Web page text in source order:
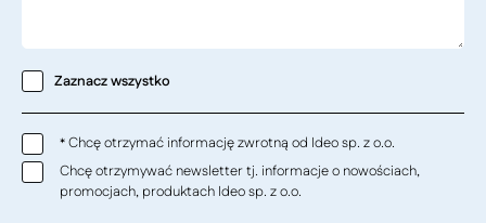
Zaznacz wszystko
*Chcę otrzymać informację zwrotną od Ideo sp. z o.o.
Chcę otrzymywać newsletter tj. informacje o nowościach,
promocjach, produktach Ideo sp. z o.o.